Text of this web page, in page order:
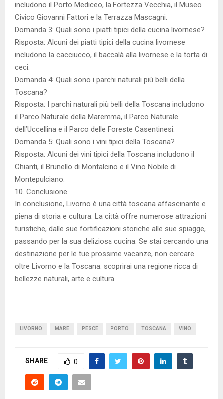
includono il Porto Mediceo, la Fortezza Vecchia, il Museo
Civico Giovanni Fattori e la Terrazza Mascagni.
Domanda 3: Quali sono i piatti tipici della cucina livornese?
Risposta: Alcuni dei piatti tipici della cucina livornese
includono la cacciucco, il baccalà alla livornese e la torta di
ceci.
Domanda 4: Quali sono i parchi naturali più belli della
Toscana?
Risposta: I parchi naturali più belli della Toscana includono
il Parco Naturale della Maremma, il Parco Naturale
dell’Uccellina e il Parco delle Foreste Casentinesi.
Domanda 5: Quali sono i vini tipici della Toscana?
Risposta: Alcuni dei vini tipici della Toscana includono il
Chianti, il Brunello di Montalcino e il Vino Nobile di
Montepulciano.
10. Conclusione
In conclusione, Livorno è una città toscana affascinante e
piena di storia e cultura. La città offre numerose attrazioni
turistiche, dalle sue fortificazioni storiche alle sue spiagge,
passando per la sua deliziosa cucina. Se stai cercando una
destinazione per le tue prossime vacanze, non cercare
oltre Livorno e la Toscana: scoprirai una regione ricca di
bellezze naturali, arte e cultura.
LIVORNO MARE PESCE PORTO TOSCANA VINO
SHARE 0